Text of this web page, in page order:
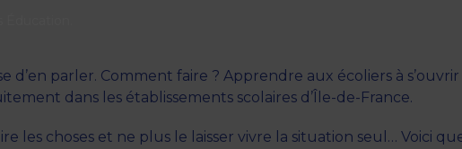
d’en parler. Comment faire ? Apprendre aux écoliers à
dans les établissements scolaires d’Île-de-France.
les choses et ne plus le laisser vivre la situation seul… Voici